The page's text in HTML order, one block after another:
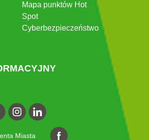
Mapa punktów Hot
Spot
Cyberbezpieczeństwo
Miasta